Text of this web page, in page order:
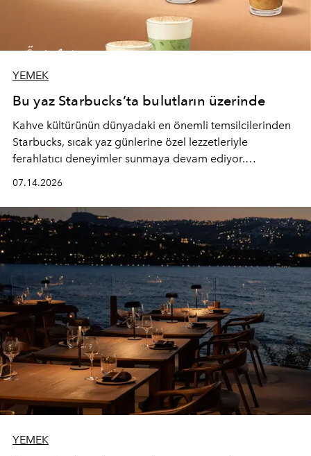
YEMEK
Bu yaz Starbucks’ta bulutların üzerinde
Kahve kültürünün dünyadaki en önemli temsilcilerinden
Starbucks, sıcak yaz günlerine özel lezzetleriyle
ferahlatıcı deneyimler sunmaya devam ediyor.
yepyeni Cloud Frappuccino® Blended Beverage çeşitleri
ve yiyecek alternatifleri yazın keyfine lezzet katıyor.
07.14.2026
YEMEK